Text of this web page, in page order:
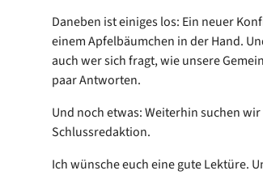
Daneben ist einiges los: Ein neuer
einem Apfelbäumchen in der Hand.
auch wer sich fragt, wie unsere
paar Antworten.
Und noch etwas: Weiterhin suchen
Schlussredaktion.
Ich wünsche euch eine gute Lektüre.